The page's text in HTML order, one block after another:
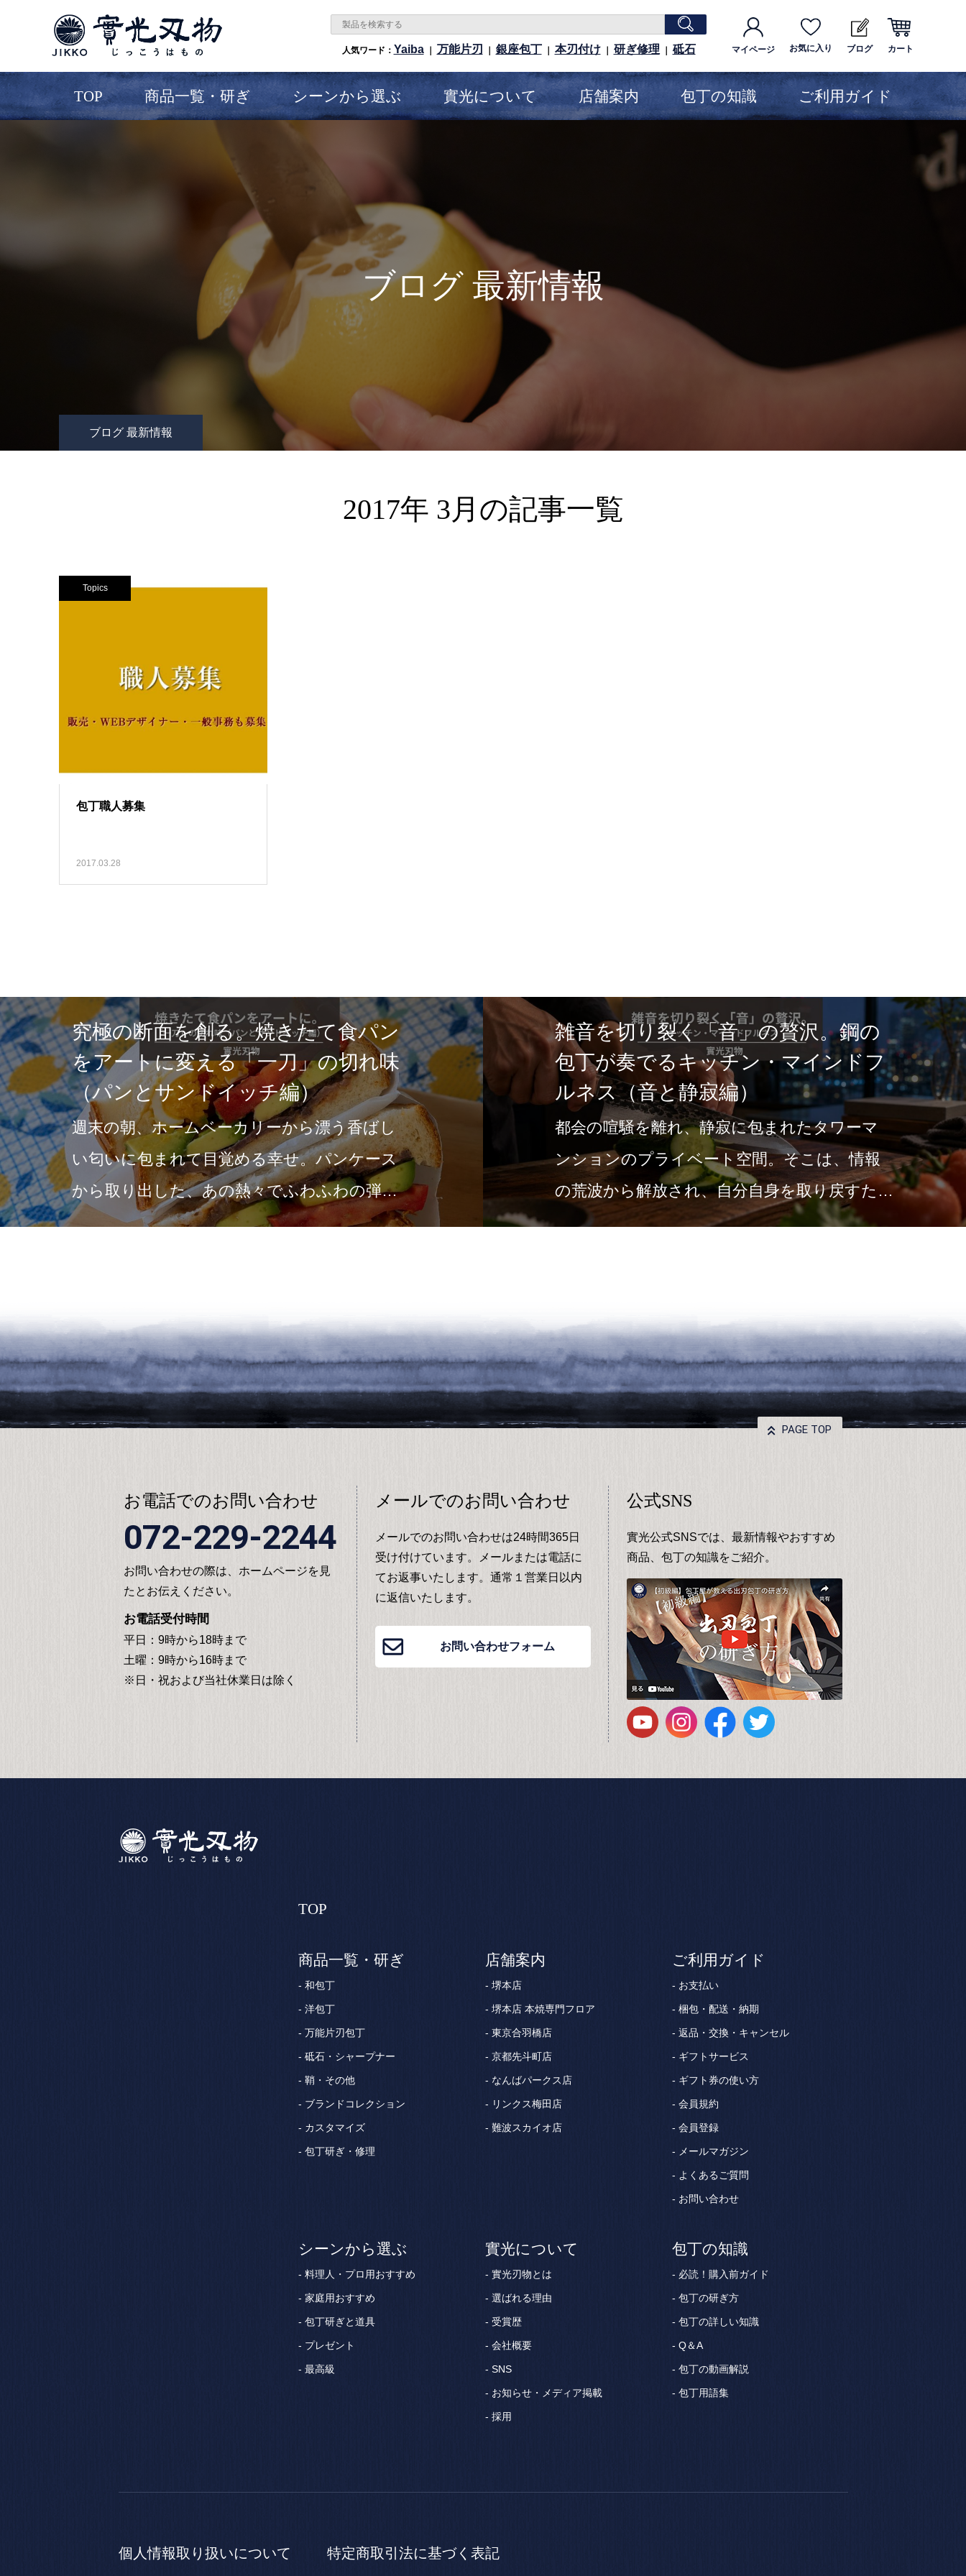
人気ワード： Yaiba｜ 万能片刃 銀座包丁 本刃付け｜ 研ぎ修理 砥石 マイページ お気に入り ブログ カート
TOP 商品一覧・研ぎ シーンから選ぶ 實光について 店舗案内 包丁の知識 ご利用ガイド
ブログ 最新情報
ブログ 最新情報
2017年 3月の記事一覧
Topics
包丁職人募集
2017.03.28
究極の断面を創る。焼きたて食パン
をアートに変える「一刀」の切れ味
（パンとサンドイッチ編）
週末の朝、ホームベーカリーから漂う香ばし
い匂いに包まれて目覚める幸せ。パンケース
から取り出した、あの熱々でふわふわの弾力
を楽しむために、最初…
雑音を切り裂く「音」の贅沢。鋼の
包丁が奏でるキッチン・マインドフ
ルネス（音と静寂編）
都会の喧騒を離れ、静寂に包まれたタワーマ
ンションのプライベート空間。そこは、情報
の荒波から解放され、自分自身を取り戻すため
の場所です。雨の気…
PAGE TOP
お電話でのお問い合わせ
072-229-2244
お問い合わせの際は、ホームページを見
たとお伝えください。
お電話受付時間
平日：9時から18時まで
土曜：9時から16時まで
※日・祝および当社休業日は除く
メールでのお問い合わせ
メールでのお問い合わせは24時間365日
受け付けています。メールまたは電話に
てお返事いたします。通常１営業日以内
に返信いたします。
お問い合わせフォーム
公式SNS
實光公式SNSでは、最新情報やおすすめ
商品、包丁の知識をご紹介。
TOP
商品一覧・研ぎ
和包丁
洋包丁
万能片刃包丁
砥石・シャープナー
鞘・その他
ブランドコレクション
カスタマイズ
包丁研ぎ・修理
店舗案内
堺本店
堺本店 本焼専門フロア
東京合羽橋店
京都先斗町店
なんばパークス店
リンクス梅田店
難波スカイオ店
ご利用ガイド
お支払い
梱包・配送・納期
返品・交換・キャンセル
ギフトサービス
ギフト券の使い方
会員規約
会員登録
メールマガジン
よくあるご質問
お問い合わせ
シーンから選ぶ
料理人・プロ用おすすめ
家庭用おすすめ
包丁研ぎと道具
プレゼント
最高級
實光について
實光刃物とは
選ばれる理由
受賞歴
会社概要
SNS
お知らせ・メディア掲載
採用
包丁の知識
必読！購入前ガイド
包丁の研ぎ方
包丁の詳しい知識
Q＆A
包丁の動画解説
包丁用語集
個人情報取り扱いについて 特定商取引法に基づく表記